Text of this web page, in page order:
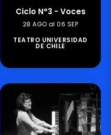
Ciclo N°3 - Voces
28 AGO al 06 SEP
TEATRO UNIVERSIDAD
DE CHILE